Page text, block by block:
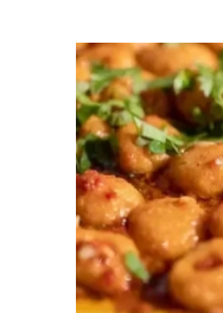
Yöresel Tarifler & Ev
Gıda Güvenliği &
İçecek Kültürü &
Popüler Kültür &
Mutfak Temizliği &